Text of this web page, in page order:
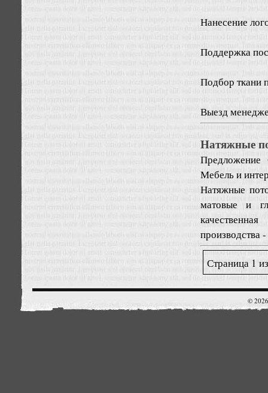
Нанесение
Поддержка
Подбор ткани
Выезд
Натяжные
Предложение
Мебель и
Натяжные
матовые и
производства
Страница 1
©